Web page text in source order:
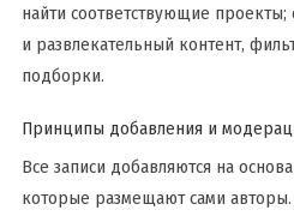
найти соответствующие проекты;
и развлекательный контент,
подборки.
Принципы добавления и
Все записи добавляются на
которые размещают сами